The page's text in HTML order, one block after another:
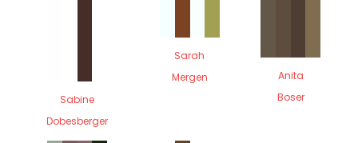
Sabine
Dobesberger
Sarah
Mergen
Anita
Boser